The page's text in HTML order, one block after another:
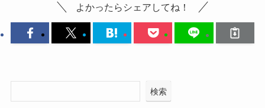
よかったらシェアしてね！
検索